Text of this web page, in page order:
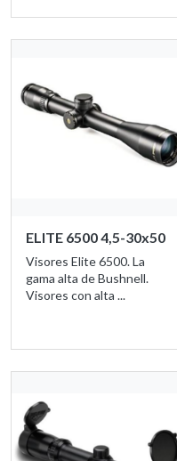
ELITE 6500 4,5-30x50
Visores Elite 6500. La
gama alta de Bushnell.
Visores con alta ...